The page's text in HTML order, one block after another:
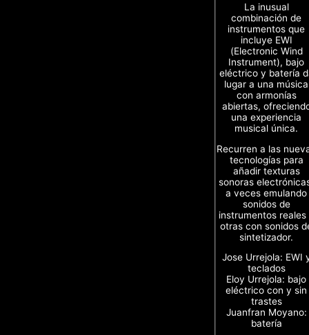
La inusual
combinación de
instrumentos que
incluye EWI
(Electronic Wind
Instrument), bajo
eléctrico y batería
lugar a una música
con armonías
abiertas,
una experiencia
musical única.
Recurren a las
tecnologías para
añadir texturas
sonoras
a veces emulando
sonidos de
instrumentos reales
otras con sonidos
sintetizador.
Jose Urrejola: EWI
teclados
Eloy Urrejola: bajo
eléctrico con y sin
trastes
Juanfran Moyano:
batería